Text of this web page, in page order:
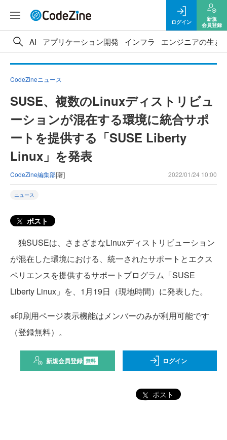
ログイン
新規
会員登録
AI アプリケーション開発 インフラ エンジニアの生き
CodeZineニュース
SUSE、複数のLinuxディストリビュ
ーションが混在する環境に統合サポ
ートを提供する「SUSE Liberty
Linux」を発表
CodeZine編集部[著] 2022/01/24 10:00
ニュース
ポスト
独SUSEは、さまざまなLinuxディストリビューション
が混在した環境における、統一されたサポートとエクス
ペリエンスを提供するサポートプログラム「SUSE
Liberty Linux」を、1月19日（現地時間）に発表した。
※印刷用ページ表示機能はメンバーのみが利用可能です
（登録無料）。
新規会員登録 無料 ログイン
ポスト